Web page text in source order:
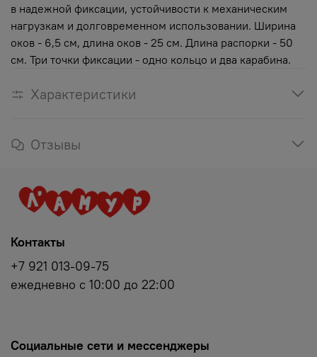
в надежной фиксации, устойчивости к механическим
нагрузкам и долговременном использовании. Ширина
оков - 6,5 см, длина оков - 25 см. Длина распорки - 50
см. Три точки фиксации - одно кольцо и два карабина.
Характеристики
Отзывы
Контакты
+7 921 013-09-75
ежедневно с 10:00 до 22:00
Социальные сети и мессенджеры